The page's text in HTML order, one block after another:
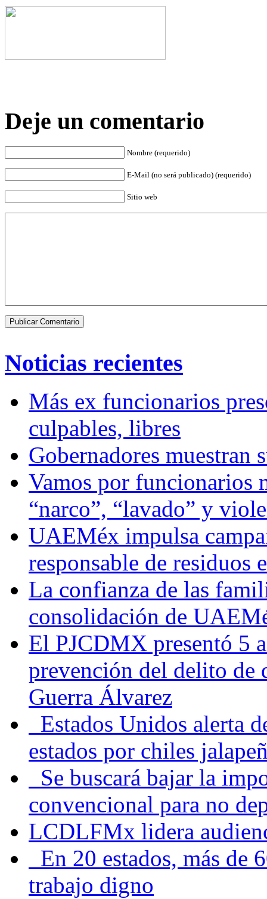
Deje un comentario
Nombre (requerido)
E-Mail (no será publicado) (requerido)
Sitio web
Noticias recientes
Más ex funcionarios
culpables, libres
Gobernadores muestran
Vamos por funcionarios
“narco”, “lavado” y
UAEMéx impulsa
responsable de residuos
La confianza de las
consolidación de
El PJCDMX presentó 5
prevención del delito de
Guerra Álvarez
Estados Unidos alerta
estados por chiles
Se buscará bajar la
convencional para no
LCDLFMx lidera
En 20 estados, más de
trabajo digno